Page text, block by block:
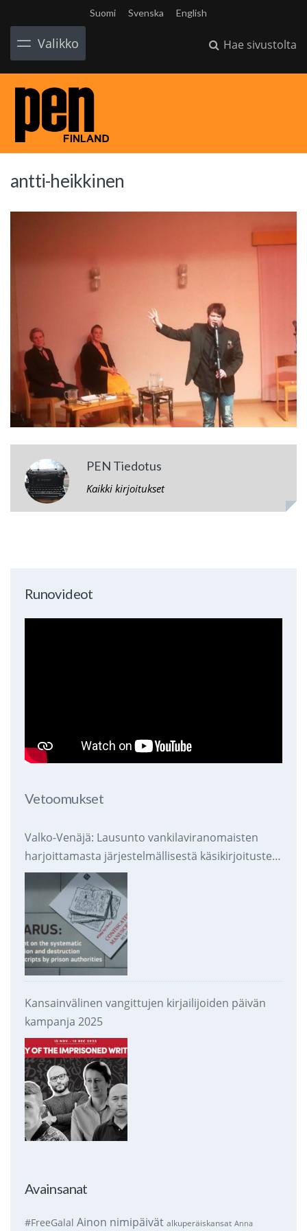
Suomi Svenska English
Valikko Hae sivustolta
antti-heikkinen
PEN Tiedotus
Kaikki kirjoitukset
Runovideot
Vetoomukset
Valko-Venäjä: Lausunto vankilaviranomaisten
harjoittamasta järjestelmällisestä käsikirjoitusten
takavarikoinnista ja tuhoamisesta
Kansainvälinen vangittujen kirjailijoiden päivän
kampanja 2025
Avainsanat
#FreeGalal Ainon nimipäivät alkuperäiskansat Anna